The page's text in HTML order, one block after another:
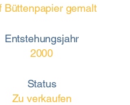
Büttenpapier gemalt
Entstehungsjahr
2000
Status
Zu verkaufen